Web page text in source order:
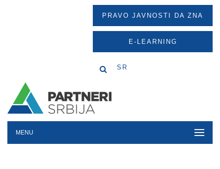
PRAVO JAVNOSTI DA ZNA
E-LEARNING
SR
MENU